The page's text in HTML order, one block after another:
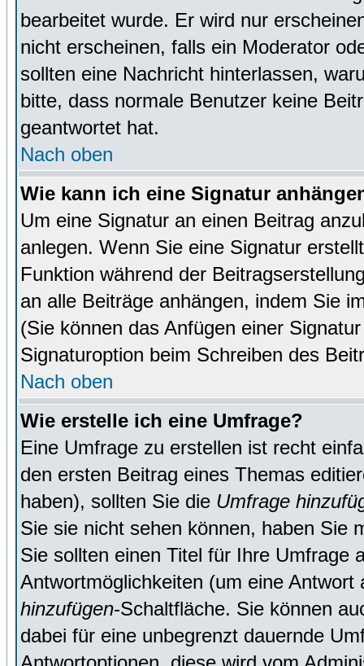
bearbeitet wurde. Er wird nur
nicht erscheinen, falls ein Moderator
sollten eine Nachricht hinterlassen,
bitte, dass normale Benutzer keine
geantwortet hat.
Nach oben
Wie kann ich eine Signatur
Um eine Signatur an einen Beitrag
anlegen. Wenn Sie eine Signatur
Funktion während der
an alle Beiträge anhängen, indem Sie
(Sie können das Anfügen einer
Signaturoption beim Schreiben des
Nach oben
Wie erstelle ich eine Umfrage?
Eine Umfrage zu erstellen ist recht
den ersten Beitrag eines Themas
haben), sollten Sie die Umfrage
Sie sie nicht sehen können, haben Sie
Sie sollten einen Titel für Ihre Umfrage
Antwortmöglichkeiten (um eine
hinzufügen-Schaltfläche. Sie können
dabei für eine unbegrenzt dauernde